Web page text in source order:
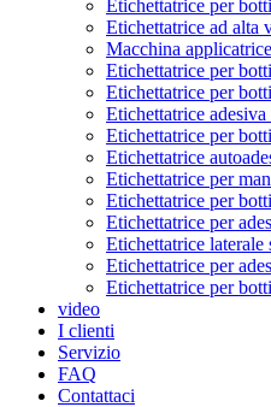
Etichettatrice per
Etichettatrice ad alta
Macchina
Etichettatrice per
Etichettatrice per
Etichettatrice adesiva
Etichettatrice per
Etichettatrice
Etichettatrice per
Etichettatrice per
Etichettatrice per
Etichettatrice laterale
Etichettatrice per
Etichettatrice per
video
I clienti
Servizio
FAQ
Contattaci